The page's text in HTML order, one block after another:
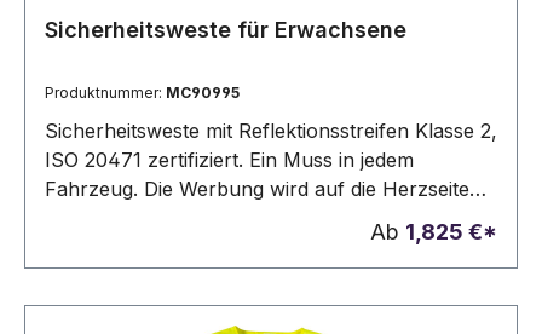
Sicherheitsweste für Erwachsene
Produktnummer: MC90995
Sicherheitsweste mit Reflektionsstreifen Klasse 2,
ISO 20471 zertifiziert. Ein Muss in jedem
Fahrzeug. Die Werbung wird auf die Herzseite
Ab 1,825 €*